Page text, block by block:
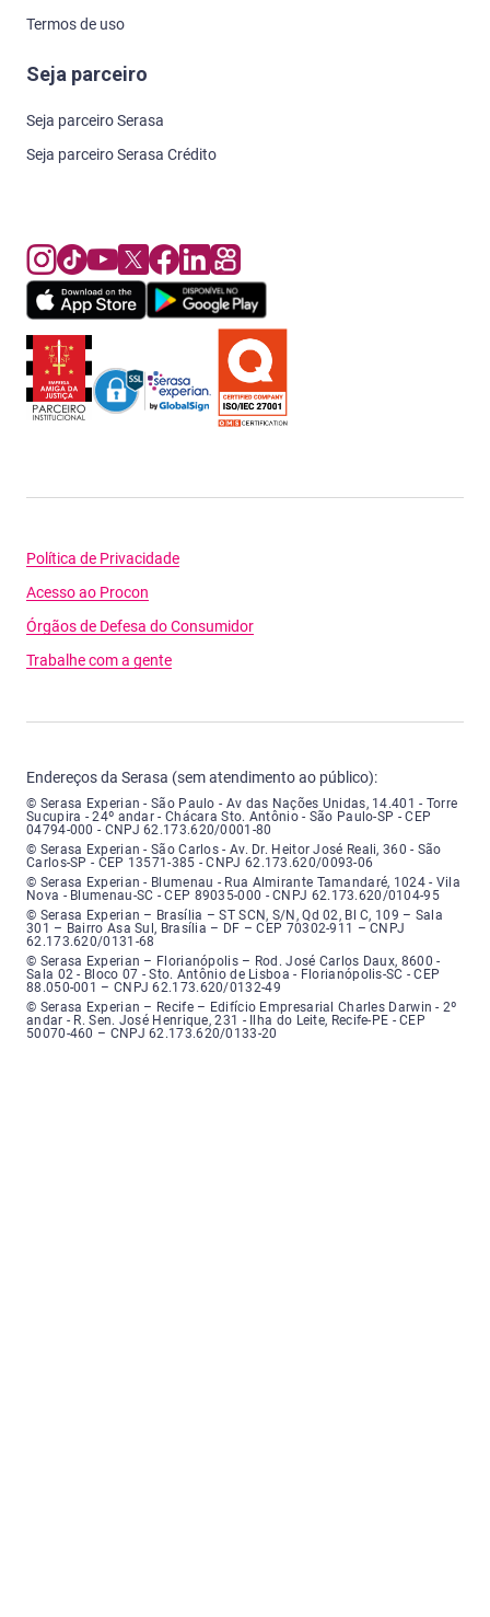
Termos de uso
Seja parceiro
Seja parceiro Serasa
Seja parceiro Serasa Crédito
Política de Privacidade
Acesso ao Procon
Órgãos de Defesa do Consumidor
Trabalhe com a gente
Endereços da Serasa (sem atendimento ao público):
Serasa Experian - São Paulo - Endereço: Avenida das Nações Unidas,
© Serasa Experian - São Paulo - Av das Nações Unidas, 14.401 - Torre
Sucupira - 24º andar - Chácara Sto. Antônio - São Paulo-SP - CEP
04794-000 - CNPJ 62.173.620/0001-80
Serasa Experian - São Carlos - Endereço: Avenida Doutor Heitor José
© Serasa Experian - São Carlos - Av. Dr. Heitor José Reali, 360 - São
Carlos-SP - CEP 13571-385 - CNPJ 62.173.620/0093-06
Serasa Experian - Blumenau - Endereço: Rua Almirante Tamandaré,
© Serasa Experian - Blumenau - Rua Almirante Tamandaré, 1024 - Vila
Nova - Blumenau-SC - CEP 89035-000 - CNPJ 62.173.620/0104-95
Serasa Experian - Brasília, Endereço: Setor Comercial Norte, sem
© Serasa Experian – Brasília – ST SCN, S/N, Qd 02, Bl C, 109 – Sala
301 – Bairro Asa Sul, Brasília – DF – CEP 70302-911 – CNPJ
62.173.620/0131-68
Serasa Experian - Florianópolis, Endereço: Rodovia José Carlos, número
© Serasa Experian – Florianópolis – Rod. José Carlos Daux, 8600 -
Sala 02 - Bloco 07 - Sto. Antônio de Lisboa - Florianópolis-SC - CEP
88.050-001 – CNPJ 62.173.620/0132-49
Serasa Experian - Recife, Endereço: Edifício Empresarial Charles Darwin,
© Serasa Experian – Recife – Edifício Empresarial Charles Darwin - 2º
andar - R. Sen. José Henrique, 231 - Ilha do Leite, Recife-PE - CEP
50070-460 – CNPJ 62.173.620/0133-20